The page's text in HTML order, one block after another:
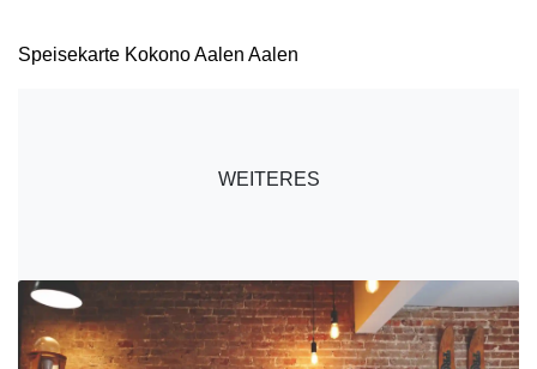
Speisekarte Kokono Aalen Aalen
WEITERES